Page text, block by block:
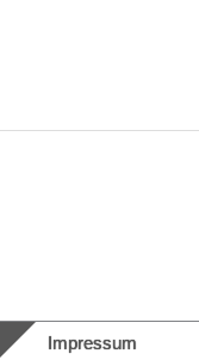
Impressum